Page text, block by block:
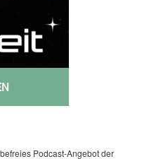
Podcast-Angebot der